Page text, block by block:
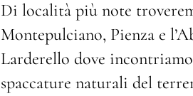
Di località più note
Montepulciano, Pienza e
Larderello dove
spaccature naturali del